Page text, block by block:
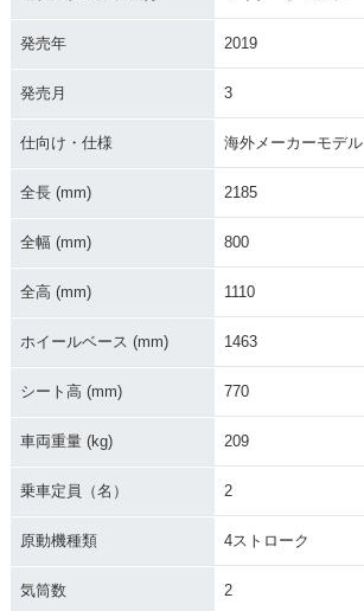
発売年 2019
発売月 3
仕向け・仕様 海外メーカーモデル
全長 (mm) 2185
全幅 (mm) 800
全高 (mm) 1110
ホイールベース (mm) 1463
シート高 (mm) 770
車両重量 (kg) 209
乗車定員（名） 2
原動機種類 4ストローク
気筒数 2